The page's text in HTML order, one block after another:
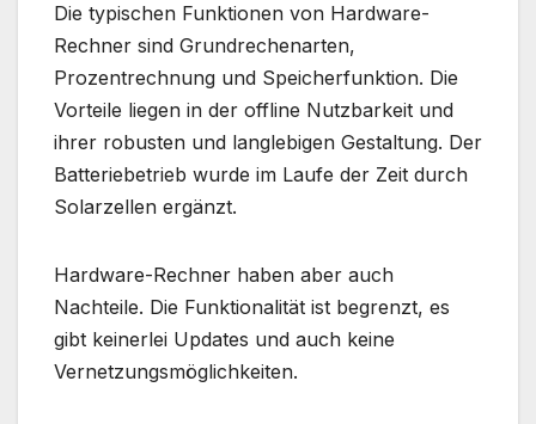
Die typischen Funktionen von Hardware-
Rechner sind Grundrechenarten,
Prozentrechnung und Speicherfunktion. Die
Vorteile liegen in der offline Nutzbarkeit und
ihrer robusten und langlebigen Gestaltung. Der
Batteriebetrieb wurde im Laufe der Zeit durch
Solarzellen ergänzt.
Hardware-Rechner haben aber auch
Nachteile. Die Funktionalität ist begrenzt, es
gibt keinerlei Updates und auch keine
Vernetzungsmöglichkeiten.